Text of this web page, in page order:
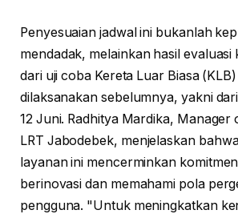
Penyesuaian jadwal ini bukanlah
mendadak, melainkan hasil
dari uji coba Kereta Luar Biasa
dilaksanakan sebelumnya, yakni
12 Juni. Radhitya Mardika, Manager
LRT Jabodebek, menjelaskan
layanan ini mencerminkan
berinovasi dan memahami pola
pengguna. "Untuk meningkatkan